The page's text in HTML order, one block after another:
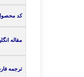
کد
مقاله
ترجمه